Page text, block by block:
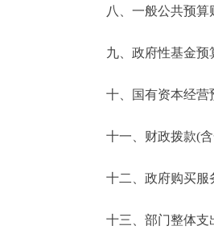
八、一般公共预算
九、政府性基金预
十、国有资本经营
十一、财政拨款(含
十二、政府购买服
十三、部门整体支